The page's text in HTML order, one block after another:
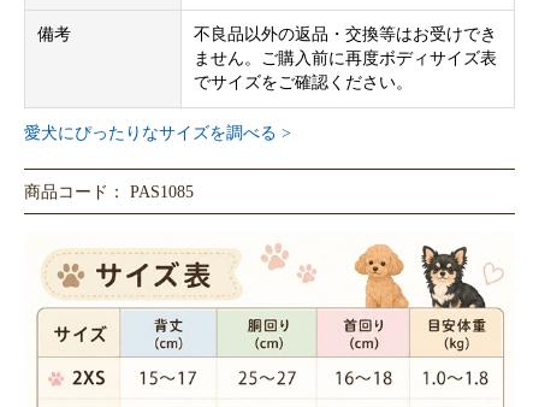
備考
不良品以外の返品・交換等はお受けでき
ません。ご購入前に再度ボディサイズ表
でサイズをご確認ください。
愛犬にぴったりなサイズを調べる >
商品コード： PAS1085